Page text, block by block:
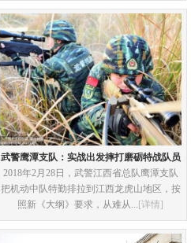
武警鹰潭支队：实战出发摔打磨砺特战队员
2018年2月28日，武警江西省总队鹰潭支队
把机动中队特勤排拉到江西龙虎山地区，按
照新《大纲》要求，从难从... [详情]